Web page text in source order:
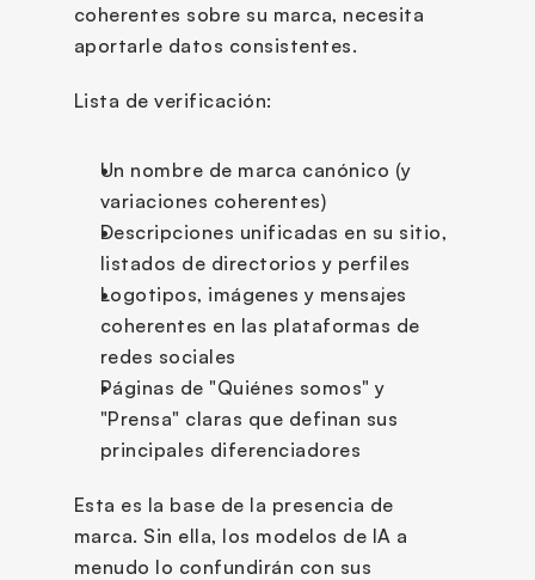
coherentes sobre su marca, necesita
aportarle datos consistentes.
Lista de verificación:
Un nombre de marca canónico (y
variaciones coherentes)
Descripciones unificadas en su sitio,
listados de directorios y perfiles
Logotipos, imágenes y mensajes
coherentes en las plataformas de
redes sociales
Páginas de "Quiénes somos" y
"Prensa" claras que definan sus
principales diferenciadores
Esta es la base de la presencia de
marca. Sin ella, los modelos de IA a
menudo lo confundirán con sus